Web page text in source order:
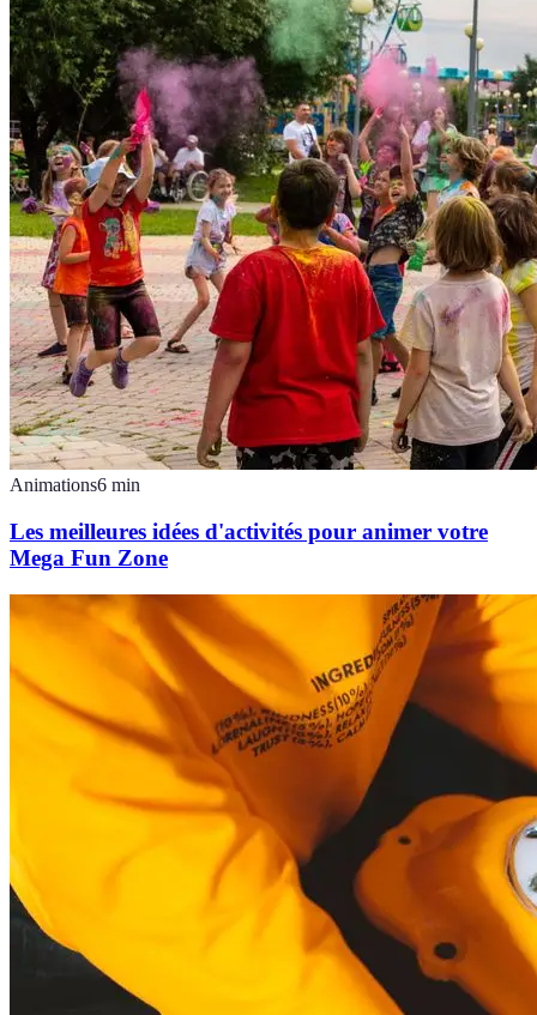
Animations6 min
Les meilleures idées d'activités pour animer votre
Mega Fun Zone